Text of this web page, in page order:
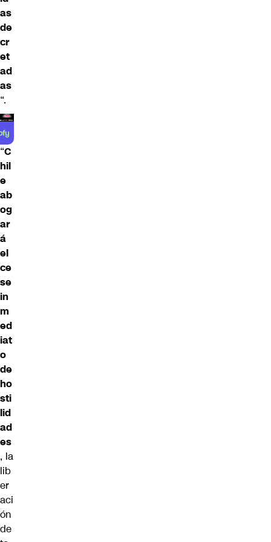
as
de
cr
et
ad
as
“.
“C
hil
e
ab
og
ar
á
el
ce
se
in
m
ed
iat
o
de
ho
sti
lid
ad
es
, la
lib
er
aci
ón
de